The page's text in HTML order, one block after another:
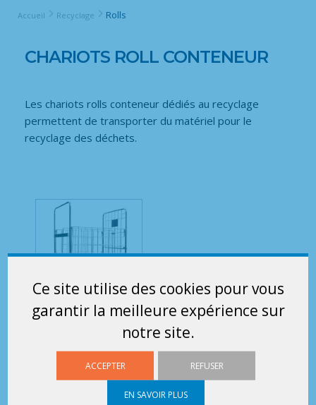
Ce site utilise des cookies pour vous
garantir la meilleure expérience sur
notre site.
ACCEPTER REFUSER
EN SAVOIR PLUS
Accueil Recyclage Rolls
CHARIOTS ROLL CONTENEUR
Les chariots rolls conteneur dédiés au recyclage
permettent de transporter du matériel pour le
recyclage des déchets.
volume
recyclage